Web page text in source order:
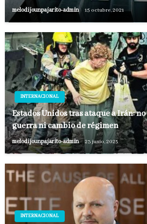
melodijounpajarito-admin 15 octubre, 2021
INTERNACIONAL
Estados Unidos tras ataque a Irán:
guerra ni cambio de régimen
melodijounpajarito-admin 23 junio, 2025
INTERNACIONAL